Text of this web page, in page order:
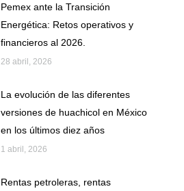
Pemex ante la Transición
Energética: Retos operativos y
financieros al 2026.
28 abril, 2026
La evolución de las diferentes
versiones de huachicol en México
en los últimos diez años
1 abril, 2026
Rentas petroleras, rentas